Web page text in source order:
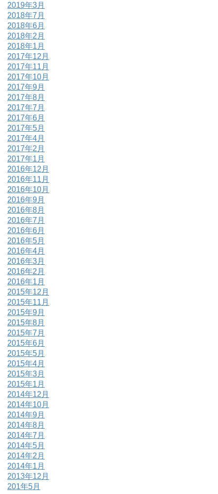
2019年3月
2018年7月
2018年6月
2018年2月
2018年1月
2017年12月
2017年11月
2017年10月
2017年9月
2017年8月
2017年7月
2017年6月
2017年5月
2017年4月
2017年2月
2017年1月
2016年12月
2016年11月
2016年10月
2016年9月
2016年8月
2016年7月
2016年6月
2016年5月
2016年4月
2016年3月
2016年2月
2016年1月
2015年12月
2015年11月
2015年9月
2015年8月
2015年7月
2015年6月
2015年5月
2015年4月
2015年3月
2015年1月
2014年12月
2014年10月
2014年9月
2014年8月
2014年7月
2014年5月
2014年2月
2014年1月
2013年12月
201年5月